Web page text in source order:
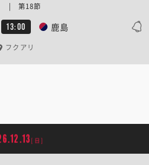
13:00 鹿島
| 第18節
フクアリ
[日]